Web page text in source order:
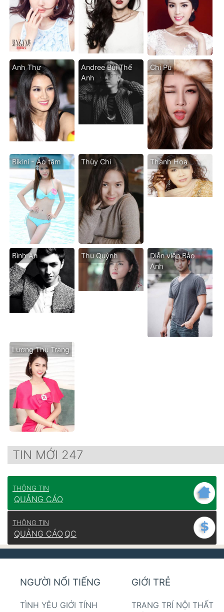
Anh Thư
Andree Bùi Thế
Anh
Chi Pu
Bikini - Áo tăm Thùy Chi Thanh Hoa
Bình An Thu Quỳnh
Diễn viên Bảo
Anh
Lương Thu Trang
TIN MỚI 247
THÔNG TIN
QUẢNG CÁO
THÔNG TIN
QUẢNG CÁO QC
NGƯỜI NỔI TIẾNG
TÌNH YÊU GIỚI TÍNH
GIỚI TRẺ
TRANG TRÍ NỘI THẤT